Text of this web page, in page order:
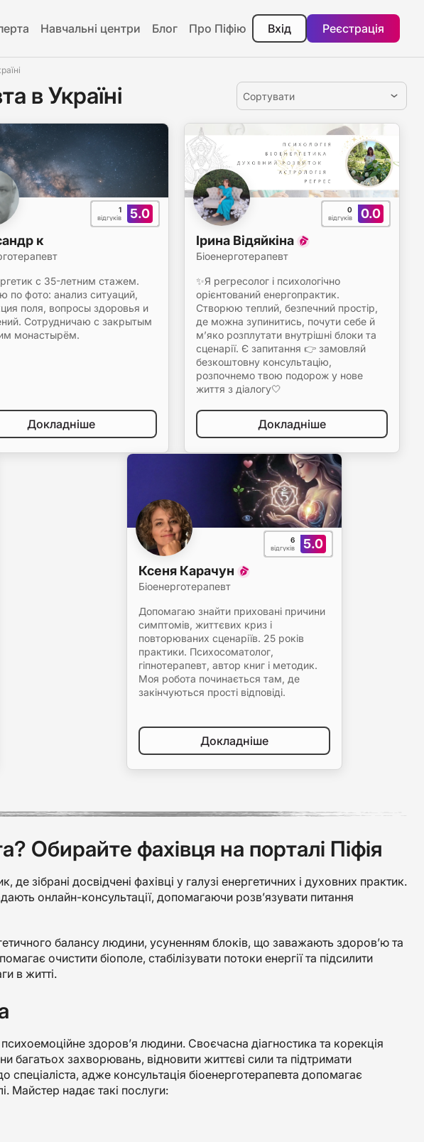
Навчальні центри Блог Про Піфію Вхід Реєстрація
в Україні Сортувати
5.0
1
відгуків
к
с 35-летним стажем.
по фото: анализ ситуаций,
поля, вопросы здоровья и
Сотрудничаю с закрытым
монастырём.
Докладніше
0.0
0
відгуків
Ірина Відяйкіна
Біоенерготерапевт
✨Я регресолог і психологічно
орієнтований енергопрактик.
Створюю теплий, безпечний простір,
де можна зупинитись, почути себе й
м’яко розплутати внутрішні блоки та
сценарії. Є запитання 👉 замовляй
безкоштовну консультацію,
розпочнемо твою подорож у нове
життя з діалогу🤍
Докладніше
5.0
6
відгуків
Ксеня Карачун
Біоенерготерапевт
Допомагаю знайти приховані причини
симптомів, життєвих криз і
повторюваних сценаріїв. 25 років
практики. Психосоматолог,
гіпнотерапевт, автор книг і методик.
Моя робота починається там, де
закінчуються прості відповіді.
Докладніше
Обирайте фахівця на порталі Піфія
де зібрані досвідчені фахівці у галузі енергетичних і духовних практик.
онлайн-консультації, допомагаючи розв’язувати питання
балансу людини, усуненням блоків, що заважають здоров’ю та
очистити біополе, стабілізувати потоки енергії та підсилити
в житті.
здоров’я людини. Своєчасна діагностика та корекція
захворювань, відновити життєві сили та підтримати
адже консультація біоенерготерапевта допомагає
Майстер надає такі послуги: